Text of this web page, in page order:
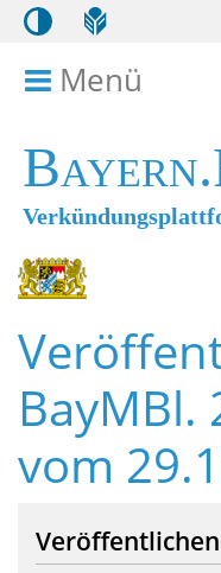
Menü
BayMBl.
vom